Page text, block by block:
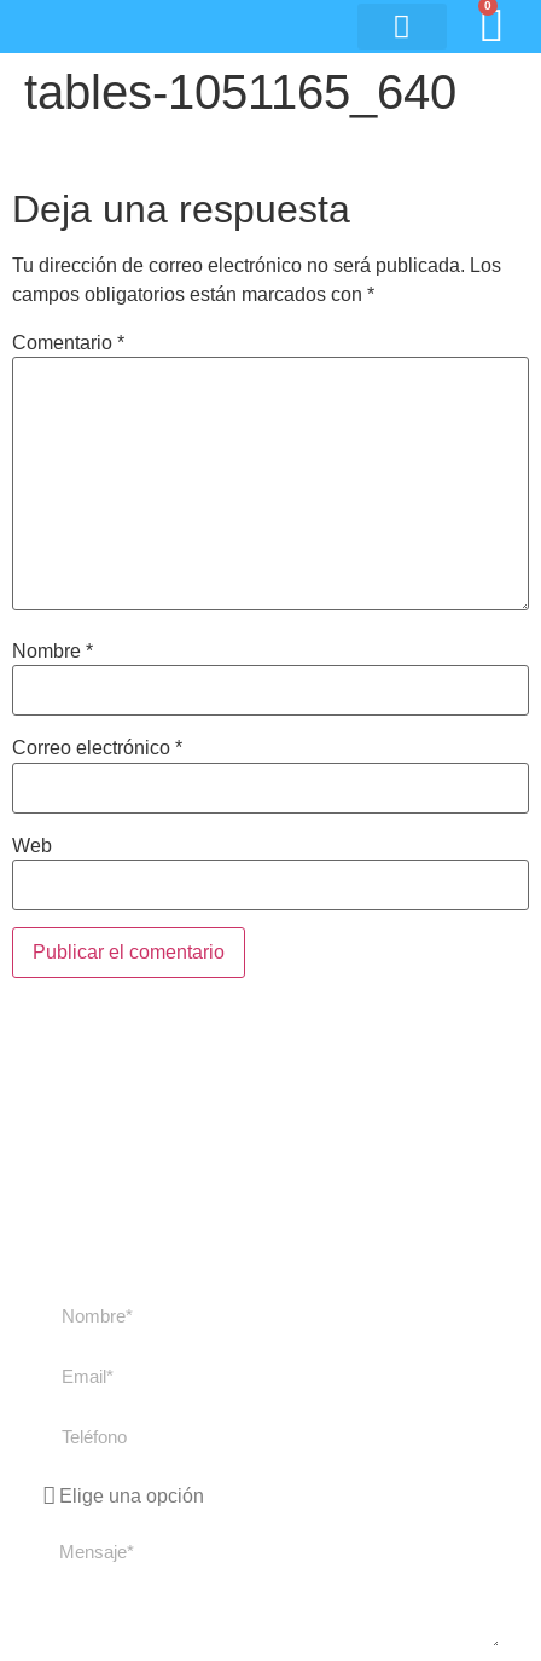
0
tables-1051165_640
Deja una respuesta
Tu dirección de correo electrónico no será publicada. Los
campos obligatorios están marcados con *
Comentario *
Nombre *
Correo electrónico *
Web